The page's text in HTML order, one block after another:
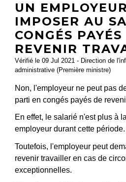
UN
IMPOSER AU
CONGÉS PAYÉS
REVENIR
Vérifié le 09 Jul 2021 - Direction de
administrative (Première ministre)
Non, l'employeur ne peut pas
parti en congés payés de
En effet, le salarié n'est plus à
employeur durant cette période.
Toutefois, l'employeur peut
revenir travailler en cas de
exceptionnelles.